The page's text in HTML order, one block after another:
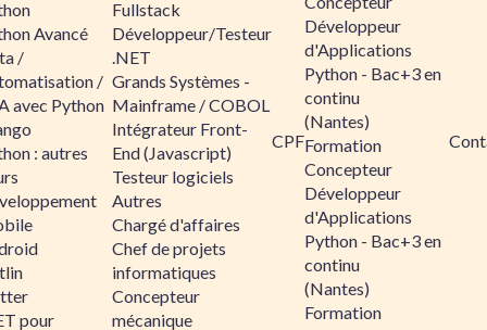
Avancé
/
/
avec Python
: autres
pour
Fullstack
Développeur/Testeur
.NET
Grands Systèmes -
Mainframe / COBOL
Intégrateur Front-
End (Javascript)
Testeur logiciels
Autres
Chargé d'affaires
Chef de projets
informatiques
Concepteur
mécanique
CPF
Développeur
d'Applications
Python - Bac+3 en
continu
(Nantes)
Formation
Concepteur
Développeur
d'Applications
Python - Bac+3 en
continu
(Nantes)
Formation